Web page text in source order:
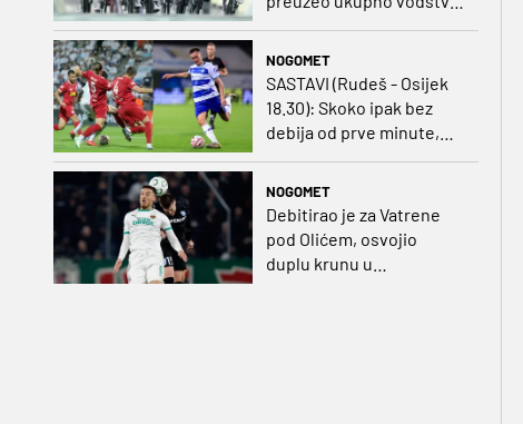
u Poljskoj
NOGOMET
SASTAVI (Rudeš - Osijek
18.30): Skoko ipak bez
debija od prve minute,
prvo kolo
NOGOMET
Debitirao je za Vatrene
pod Olićem, osvojio
duplu krunu u